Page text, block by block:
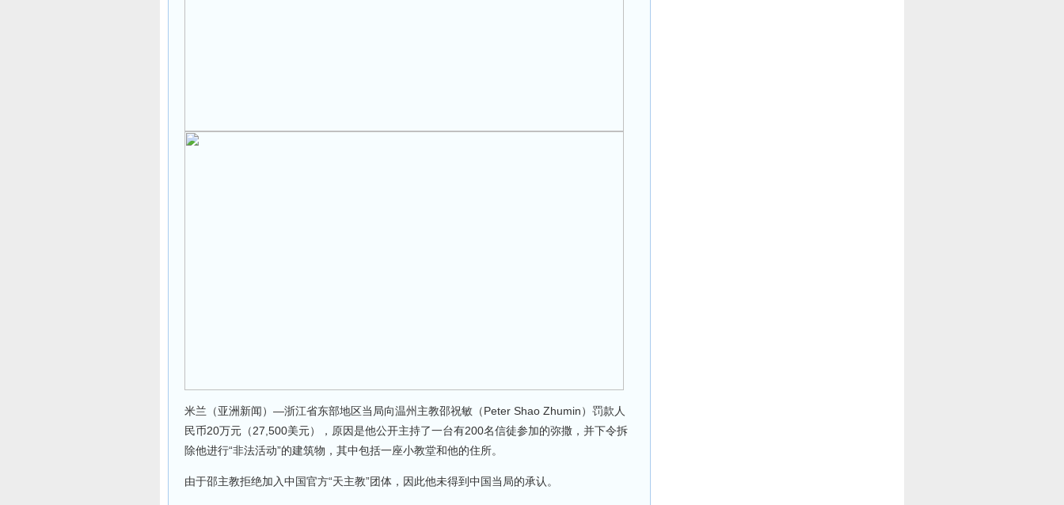
米兰（亚洲新闻）—浙江省东部地区当局向温州主教邵祝敏（Peter Shao Zhumin）罚款人
民币20万元（27,500美元），原因是他公开主持了一台有200名信徒参加的弥撒，并下令拆
除他进行“非法活动”的建筑物，其中包括一座小教堂和他的住所。
由于邵主教拒绝加入中国官方“天主教”团体，因此他未得到中国当局的承认。